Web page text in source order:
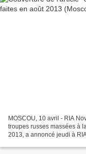
MOSCOU, 10 avril - RIA
troupes russes massées à
2013, a annoncé jeudi à